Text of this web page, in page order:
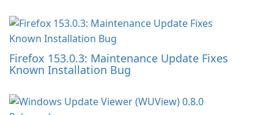
Firefox 153.0.3: Maintenance Update Fixes
Known Installation Bug